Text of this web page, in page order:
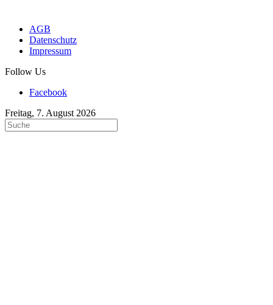
AGB
Datenschutz
Impressum
Follow Us
Facebook
Freitag, 7. August 2026